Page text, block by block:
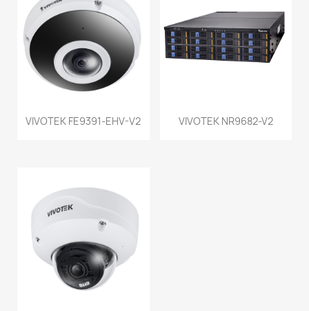
VIVOTEK FE9391-EHV-V2 VIVOTEK NR9682-V2